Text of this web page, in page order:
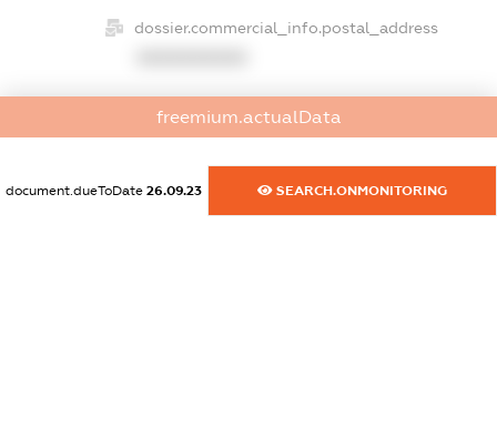
dossier.commercial_info.postal_address
XXXXXXXXXX
dossier.commercial_info.fax
XXXXXXXXXX
freemium.actualData
document.dueToDate 26.09.23 SEARCH.ONMONITORING